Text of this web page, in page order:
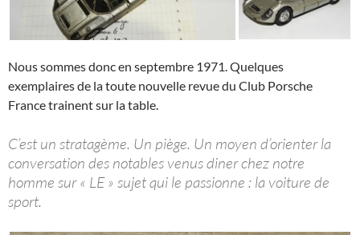
Nous sommes donc en septembre 1971. Quelques
exemplaires de la toute nouvelle revue du Club Porsche
France trainent sur la table.
C’est un stratagème. Un piège. Un moyen d’orienter la
conversation des notables venus diner chez notre
homme sur « LE » sujet qui le passionne : la voiture de
sport.